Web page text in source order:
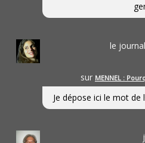
le
sur MENNEL :
Je dépose ici le mot de